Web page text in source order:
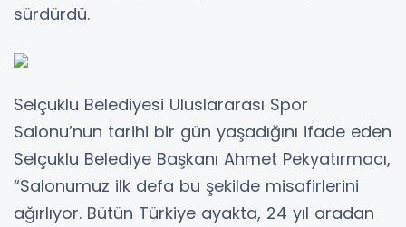
sürdürdü.
Selçuklu Belediyesi Uluslararası Spor
Salonu’nun tarihi bir gün yaşadığını ifade eden
Selçuklu Belediye Başkanı Ahmet Pekyatırmacı,
“Salonumuz ilk defa bu şekilde misafirlerini
ağırlıyor. Bütün Türkiye ayakta, 24 yıl aradan